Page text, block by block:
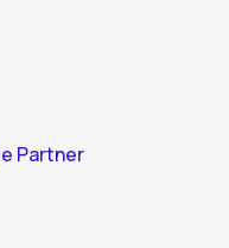
Partner